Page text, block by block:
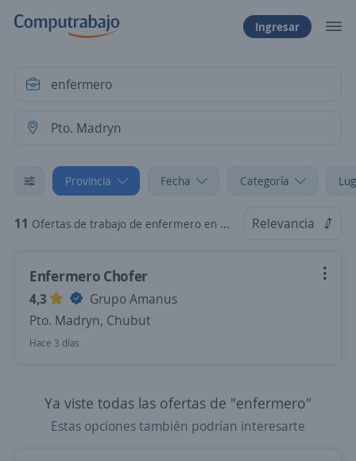
Ingresar
Provincia Fecha Categoría
11 Ofertas de trabajo de enfermero en Pto. Madryn, Chubut Relevancia
Enfermero Chofer
4,3
Grupo Amanus
Pto. Madryn, Chubut
Hace 3 días
Ya viste todas las ofertas de "enfermero"
Estas opciones también podrían interesarte